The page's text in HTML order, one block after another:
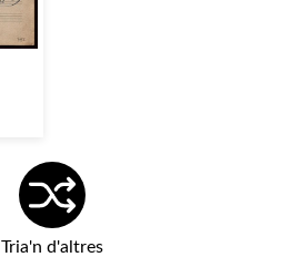
Tria'n d'altres